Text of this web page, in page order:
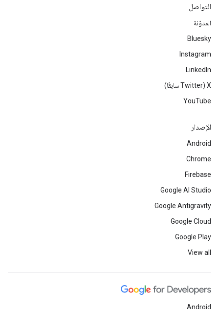
التواصل
المدوّنة
Bluesky
Instagram
LinkedIn
‫X ‏(Twitter سابقًا)
YouTube
الإصدار
Android
Chrome
Firebase
Google AI Studio
Google Antigravity
Google Cloud
Google Play
View all
Android